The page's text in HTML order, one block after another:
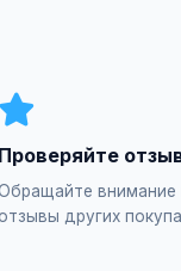
Проверяйте
внимание
отзывы других